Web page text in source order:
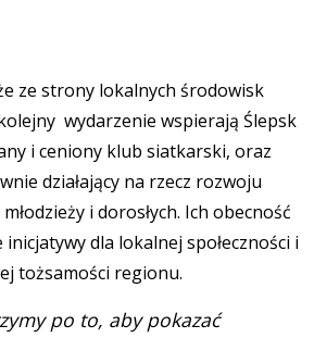
ze strony lokalnych środowisk
wydarzenie wspierają Ślepsk
i ceniony klub siatkarski, oraz
działający na rzecz rozwoju
i dorosłych. Ich obecność
dla lokalnej społeczności i
tożsamości regionu.
po to, aby pokazać